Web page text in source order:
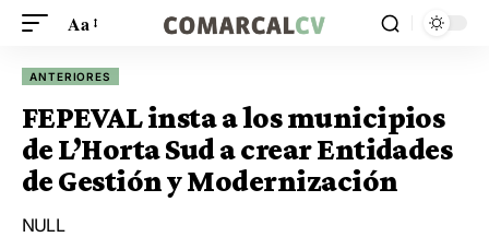
Aa
ANTERIORES
FEPEVAL insta a los municipios
de L’Horta Sud a crear Entidades
de Gestión y Modernización
NULL